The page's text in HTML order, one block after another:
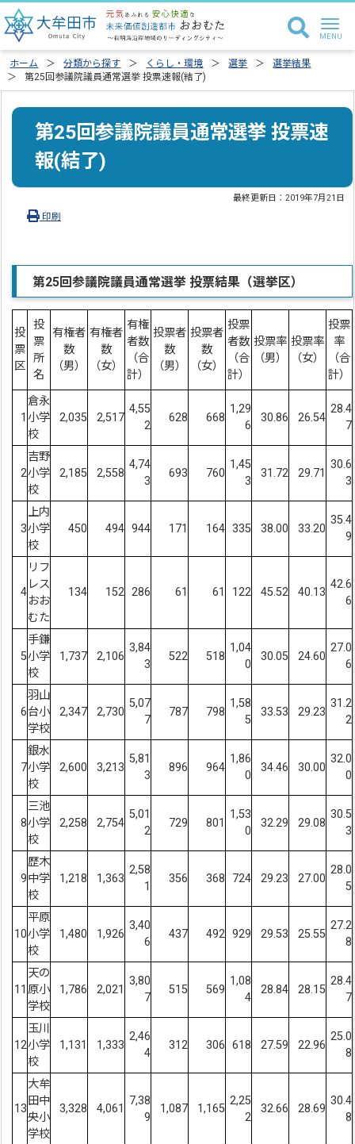
ホーム 分類から探す くらし・環境 選挙
選挙結果
第25回参議院議員通常選挙 投票速報(結了)
第25回参議院議員通常選挙 投票速
報(結了)
最終更新日：2019年7月21日
印刷
第25回参議院議員通常選挙 投票結果（選挙区）
投
票
区
投
票
所
名
有権者
数
（男）
有権者
数
（女）
有権
者数
（合
計）
投票者
数
（男）
投票者
数
（女）
投票
者数
（合
計）
投票率
（男）
投票率
（女）
投票
率
（合
計）
1
倉永
小学
校
2,035 2,517
4,55
2
628 668
1,29
6
30.86 26.54
28.4
7
2
吉野
小学
校
2,185 2,558
4,74
3
693 760
1,45
3
31.72 29.71
30.6
3
3
上内
小学
校
450 494 944 171 164 335 38.00 33.20
35.4
9
4
リフ
レス
おお
むた
134 152 286 61 61 122 45.52 40.13
42.6
6
5
手鎌
小学
校
1,737 2,106
3,84
3
522 518
1,04
0
30.05 24.60
27.0
6
6
羽山
台小
学校
2,347 2,730
5,07
7
787 798
1,58
5
33.53 29.23
31.2
2
7
銀水
小学
校
2,600 3,213
5,81
3
896 964
1,86
0
34.46 30.00
32.0
0
8
三池
小学
校
2,258 2,754
5,01
2
729 801
1,53
0
32.29 29.08
30.5
3
9
歴木
中学
校
1,218 1,363
2,58
1
356 368 724 29.23 27.00
28.0
5
10
平原
小学
校
1,480 1,926
3,40
6
437 492 929 29.53 25.55
27.2
8
11
天の
原小
学校
1,786 2,021
3,80
7
515 569
1,08
4
28.84 28.15
28.4
7
12
玉川
小学
校
1,131 1,333
2,46
4
312 306 618 27.59 22.96
25.0
8
13
大牟
田中
央小
学校
3,328 4,061
7,38
9
1,087 1,165
2,25
2
32.66 28.69
30.4
8